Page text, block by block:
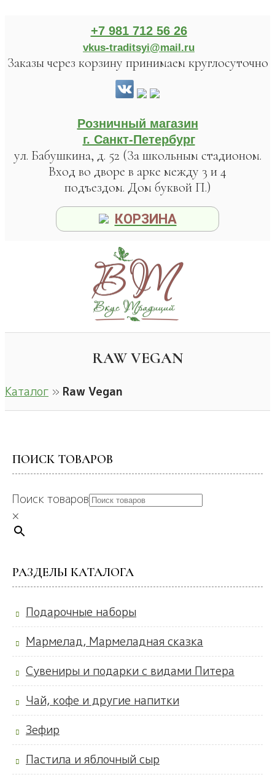
+7 981 712 56 26
vkus-traditsyi@mail.ru
Заказы через корзину принимаем круглосуточно
Розничный магазин
г. Санкт-Петербург
ул. Бабушкина, д. 52 (За школьным стадионом.
Вход во дворе в арке между 3 и 4
подъездом. Дом буквой П.)
КОРЗИНА
RAW VEGAN
Каталог » Raw Vegan
ПОИСК ТОВАРОВ
Поиск товаров
×
РАЗДЕЛЫ КАТАЛОГА
Подарочные наборы
Мармелад, Мармеладная сказка
Сувениры и подарки с видами Питера
Чай, кофе и другие напитки
Зефир
Пастила и яблочный сыр